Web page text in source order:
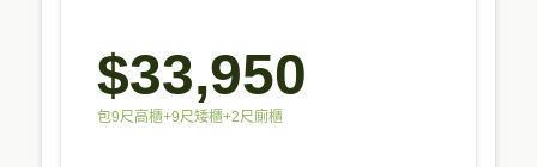
$33,950
包9尺高櫃+9尺矮櫃+2尺廁櫃